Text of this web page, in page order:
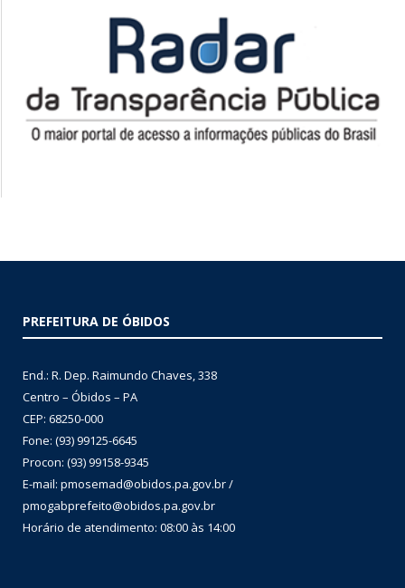
PREFEITURA DE ÓBIDOS
End.: R. Dep. Raimundo Chaves, 338
Centro – Óbidos – PA
CEP: 68250-000
Fone: (93) 99125-6645
Procon: (93) 99158-9345
E-mail: pmosemad@obidos.pa.gov.br /
pmogabprefeito@obidos.pa.gov.br
Horário de atendimento: 08:00 às 14:00